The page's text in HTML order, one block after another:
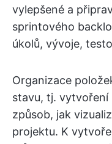
vylepšené a
sprintového
úkolů, vývoje,
Organizace
stavu, tj. vytvoření
způsob, jak
projektu. K